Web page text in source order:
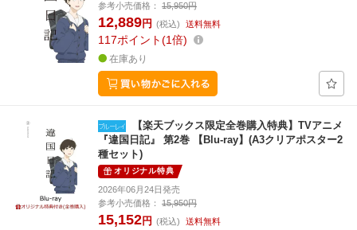
参考小売価格：
15,950円
12,889円 (税込) 送料無料
117ポイント 1倍
在庫あり
【楽天ブックス限定全巻購入特典】TVアニメ
『違国日記』 第2巻 【Blu-ray】(A3クリアポスター2
種セット)
オリジナル特典
2026年06月24日発売
参考小売価格：
15,950円
15,152円 (税込) 送料無料